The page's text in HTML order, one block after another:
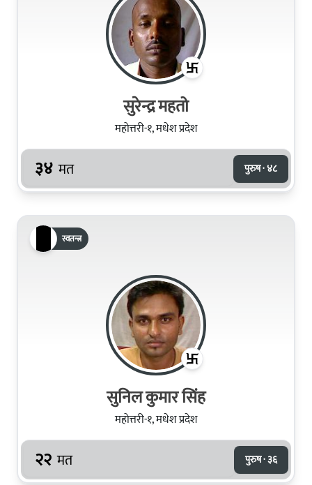
सुरेन्द्र महतो
महोत्तरी-१, मधेश प्रदेश
३४ मत पुरुष · ४८
स्वतन्त्र
सुनिल कुमार सिंह
महोत्तरी-१, मधेश प्रदेश
२२ मत पुरुष · ३६